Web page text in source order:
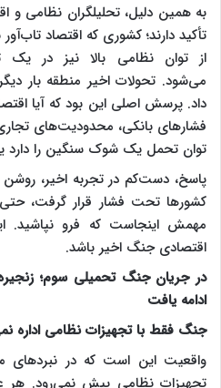
به همین دلیل، تحلیلگران نظامی
تأکید دارند؛ کشوری که اقتصاد
از توان نظامی بالا نیز در یک
می‌شود. تحولات اخیر منطقه بار دیگر
داد. پرسش اصلی این بود که آیا
فشارهای بانکی، محدودیت‌های
توان تحمل یک شوک سنگین را دارد
پاسخ، دست‌کم در تجربه اخیر، روشن
کشورها تحت فشار قرار گرفت،
مهمش اینجاست که فرو نپاشید.
اقتصادی جنگ اخیر باشد.
در جریان جنگ تحمیلی سوم؛
ادامه یافت
جنگ فقط با تجهیزات نظامی اداره
واقعیت این است که در
تجهیزات نظامی پیش نمی‌رود. هر